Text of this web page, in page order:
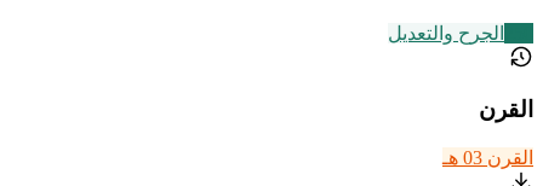
الجرح والتعديل
القرن
القرن 03 هـ